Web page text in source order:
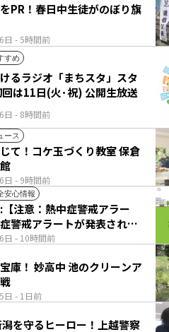
日 - 5時間前
PR！春日中生徒がのぼり旗
すめ
日 - 8時間前
るラジオ「まちスタ」スタ
回は11日(火･祝) 公開生放送
ース
日 - 9時間前
て！コケ玉づくり教室 保倉
安心情報
日 - 10時間前
注意：熱中症警戒アラー
警戒アラートが発表されて
日 - 1日前
庫！ 妙高中 池のクリーンア
を守るヒーロー！上越警察